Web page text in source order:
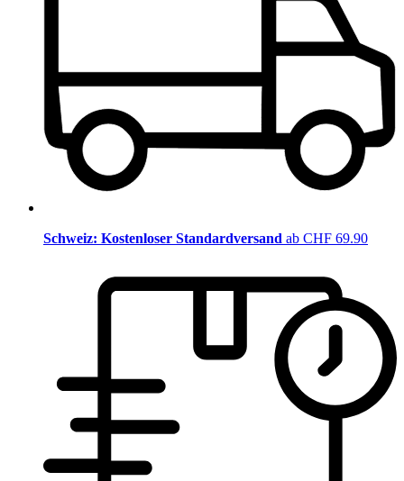
Schweiz: Kostenloser Standardversand ab CHF 69.90